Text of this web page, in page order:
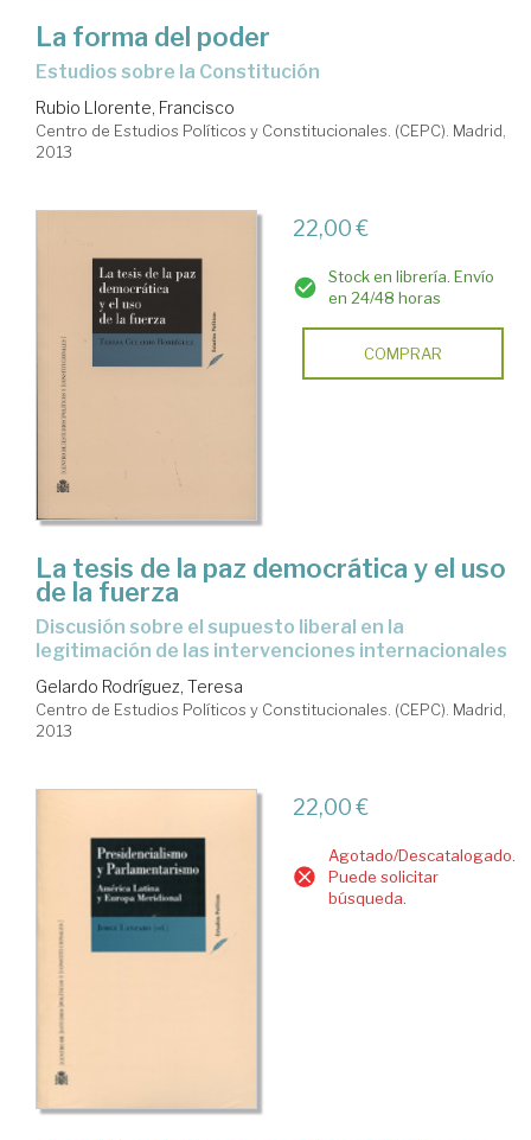
La forma del poder
estudios sobre la Constitución
Rubio Llorente, Francisco
Centro de Estudios Políticos y Constitucionales. (CEPC). Madrid,
2013
22,00 €
Stock en librería. Envío
en 24/48 horas
COMPRAR
La tesis de la paz democrática y el uso
de la fuerza
discusión sobre el supuesto liberal en la
legitimación de las intervenciones internacionales
Gelardo Rodríguez, Teresa
Centro de Estudios Políticos y Constitucionales. (CEPC). Madrid,
2013
22,00 €
Agotado/Descatalogado.
Puede solicitar
búsqueda.